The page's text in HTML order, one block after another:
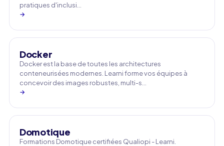
pratiques d'inclusi…
→
Docker
Docker est la base de toutes les architectures
conteneurisées modernes. Learni forme vos équipes à
concevoir des images robustes, multi-s…
→
Domotique
Formations Domotique certifiées Qualiopi - Learni.